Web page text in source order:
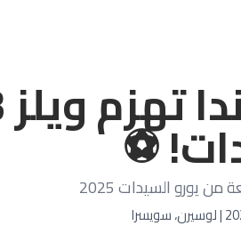
⚽️
يورو السيدات 2025